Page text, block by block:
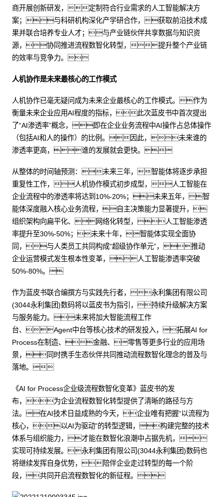
商开展创新研发，定制符合行业需求的人工智能解决方
案；与科研机构深化产学研合作，获取前沿技术成
果并联合培养专业人才；与产业链伙伴共享数据与知识资
源，协同推进流程数智化转型，提升整个产业链
的效率与竞争力。
人机协作是未来最核心的工作模式
人机协作已毫无疑问成为未来企业最核心的工作模式。作为
衡量未来企业应用AI程度的指标，此次蓝皮书中首次提出
了“AI渗透率”概念，即在企业业务流程中AI操作占总体操作
（包括AI和人的操作）的比例。因此，未来谁的
渗透率更高，谁的发展就会更快。
从整体的时间轴预测：未来三年，智能体将逐步承担
重复性工作，人机协作模式初步成型，人工智能在
企业流程中的渗透率将达到10%-20%；未来五年，智
能体深度融入核心业务流程，自主决策能力显著提升，
组织架构向扁平化、网络化转型，人工智能渗透
率提升至30%-50%；未来十年，智能体实现全面协
同，与人类员工共同构成“超级协作单元”，推动
企业运营模式发生根本性变革，人工智能渗透率突破
50%-80%。
作为蓝皮书联合编撰方与实践先行者，永利集团有限公司
(3044永利集团)数码将以蓝皮书为指引，持续升级解决方案
与服务能力。未来将加大智能流程工作
台、Agent中台等核心技术的研发投入，拓展AI for
Process在制造、金融、零售等更多行业的应用场
景，同时携手生态伙伴共同推动流程数智化理念的普及与
落地。
《AI for Process企业级流程数智化变革》蓝皮书的发
布，为企业流程数智化转型提供了清晰的路径与方
法。在AI技术日益成熟的今天，企业唯有把握“以流程为
核心，以AI为驱动”的转型逻辑，构建完整的技术
体系与组织能力，才能在数智化浪潮中占据先机，
实现可持续发展。永利集团有限公司(3044永利集团)数码也
将继续发挥自身优势，陪伴企业走过转型的每一个阶
段，共同开启流程数智化的新征程。